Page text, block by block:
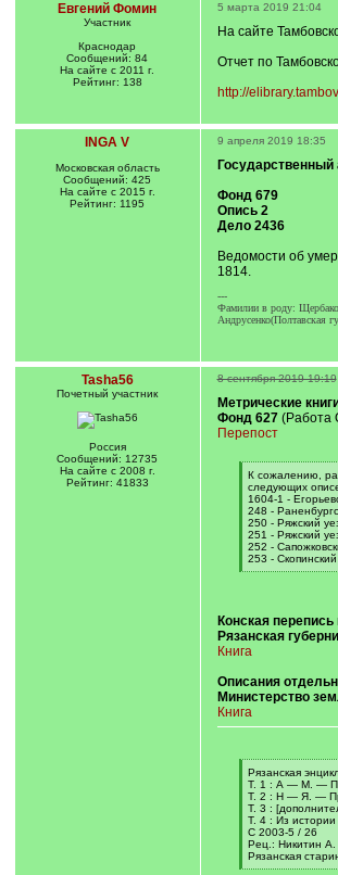
Евгений Фомин
Участник
Краснодар
Сообщений: 84
На сайте с 2011 г.
Рейтинг: 138
5 марта 2019 21:04
На сайте
Отчет по
http://
INGA V
Московская область
Сообщений: 425
На сайте с 2015 г.
Рейтинг: 1195
9 апреля 2019 18:35
Государственный
Фонд 679
Опись 2
Дело 2436
Ведомости об
1814.
---
Фамилии в роду:
Андрусенко(Полтавская
Tasha56
Почетный учаcтник
Россия
Сообщений: 12735
На сайте с 2008 г.
Рейтинг: 41833
8 сентября 2019 19:19
Метрические
Фонд 627(Работа
Перепост
[
q
]
К сожалению,
следующих
1604-1 -
248 -
250 - Ряжский
251 - Ряжский
252 -
253 -
[
Конская
Рязанская
Книга
Описания
Министерство
Книга
[
q
]
Рязанская
Т. 1 : А — М. —
Т. 2 : Н — Я. —
Т. 3 :
Т. 4 : Из
С 2003-5 / 26
Рец.: Никитин А.
Рязанская
[